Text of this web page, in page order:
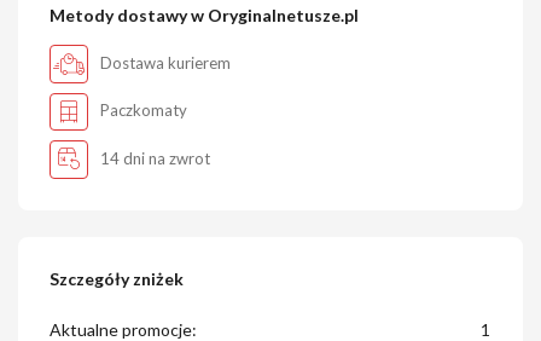
Metody dostawy w Oryginalnetusze.pl
Dostawa kurierem
Paczkomaty
14 dni na zwrot
Szczegóły zniżek
Aktualne promocje: 1